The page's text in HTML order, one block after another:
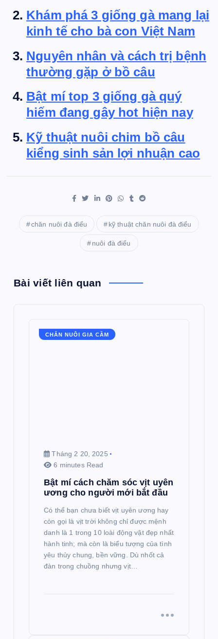
Khám phá 3 giống gà mang lại
kinh tế cho bà con Việt Nam
Nguyên nhân và cách trị bệnh
thường gặp ở bồ câu
Bật mí top 3 giống gà quý
hiếm đang gây hot hiện nay
Kỹ thuật nuôi chim bồ câu
kiểng sinh sản lợi nhuận cao
chăn nuôi đà điểu kỹ thuật chăn nuôi đà điểu
nuôi đà điểu
Bài viết liên quan
CHĂN NUÔI GIA CẦM
Tháng 2 20, 2025
6 minutes Read
Bật mí cách chăm sóc vịt uyên
ương cho người mới bắt đầu
Có thể bạn chưa biết vịt uyên ương hay
còn gọi là vịt trời không chỉ được mệnh
danh là 1 trong 10 loài động vật đẹp nhất
hành tinh; mà còn là biểu tượng của tình
yêu thủy chung, bền vững. Dù nhốt cả
đàn trong chuồng nhưng vịt…